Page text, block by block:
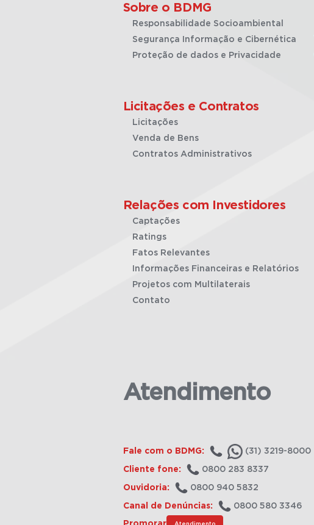
Sobre o BDMG
Responsabilidade Socioambiental
Segurança Informação e Cibernética
Proteção de dados e Privacidade
Licitações e Contratos
Licitações
Venda de Bens
Contratos Administrativos
Relações com Investidores
Captações
Ratings
Fatos Relevantes
Informações Financeiras e Relatórios
Projetos com Multilaterais
Contato
Atendimento
Fale com o BDMG: (31) 3219-8000
Cliente fone: 0800 283 8337
Ouvidoria: 0800 940 5832
Canal de Denúncias: 0800 580 3346
Atendimento